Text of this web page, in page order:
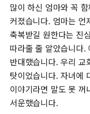
많이 하신 엄마와 꼭
커졌습니다. 엄마는 언
축복받길 원한다는 진
따라줄 줄 알았습니다.
반대했습니다. 우리 교
탓이었습니다. 자녀에
이야기라면 말도 못 꺼
서운했습니다.